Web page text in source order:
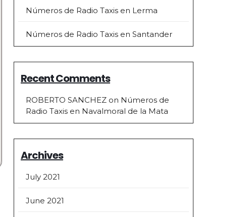
Números de Radio Taxis en Lerma
Números de Radio Taxis en Santander
Recent Comments
ROBERTO SANCHEZ on Números de
Radio Taxis en Navalmoral de la Mata
Archives
July 2021
June 2021